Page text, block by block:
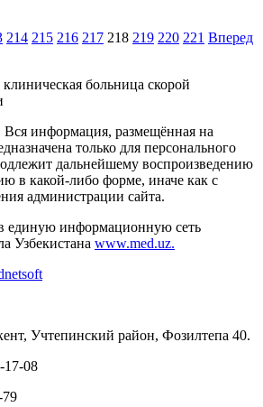
214 215 216 217 218 219 220 221 Вперед
больница скорой
информация, размещённая на
только для персонального
дальнейшему воспроизведению
в какой-либо форме, иначе как с
администрации сайта.
единую информационную сеть
Узбекистана www.med.uz.
Учтепинский район, Фозилтепа 40.
17-08